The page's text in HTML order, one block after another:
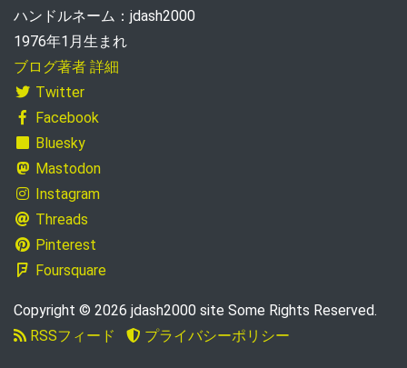
ハンドルネーム：jdash2000
1976年1月生まれ
ブログ著者 詳細
Twitter
Facebook
Bluesky
Mastodon
Instagram
Threads
Pinterest
Foursquare
Copyright © 2026 jdash2000 site Some Rights Reserved.
RSSフィード
プライバシーポリシー